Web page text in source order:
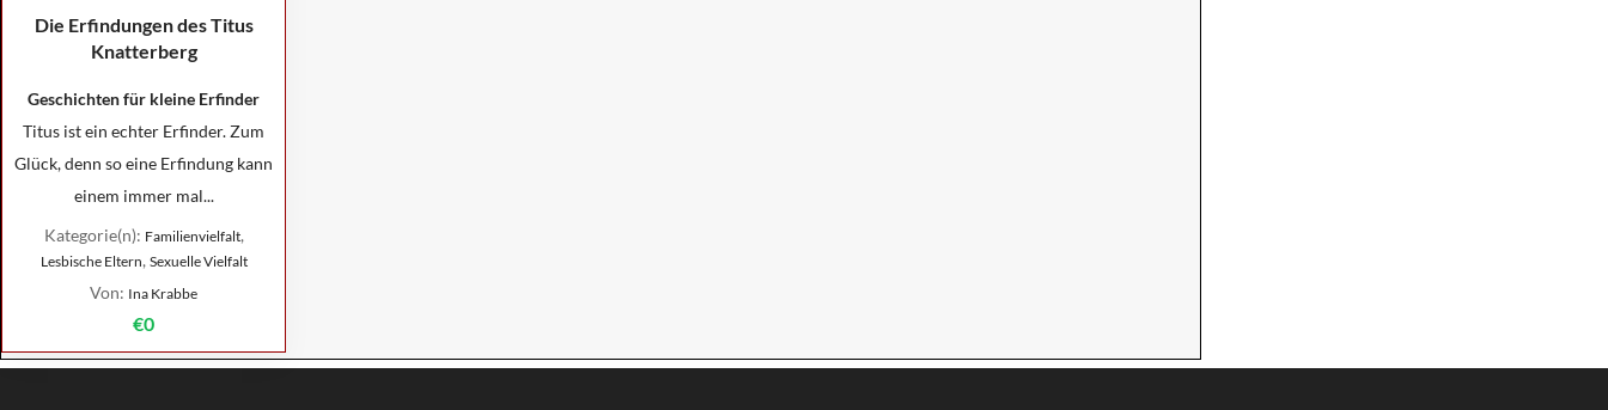
Die Erfindungen des Titus
Knatterberg
Geschichten für kleine Erfinder
Titus ist ein echter Erfinder. Zum
Glück, denn so eine Erfindung kann
einem immer mal...
Kategorie(n): Familienvielfalt,
Lesbische Eltern, Sexuelle Vielfalt
Von: Ina Krabbe
€0